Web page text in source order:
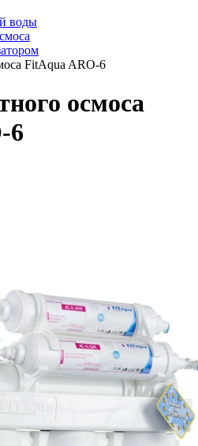
воды
FitAqua ARO-6
осмоса
6